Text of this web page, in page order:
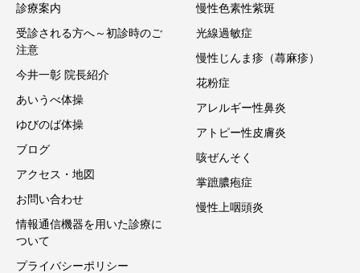
診療案内
受診される方へ～初診時のご
注意
今井一彰 院長紹介
あいうべ体操
ゆびのば体操
ブログ
アクセス・地図
お問い合わせ
情報通信機器を用いた診療に
ついて
プライバシーポリシー
慢性色素性紫斑
光線過敏症
慢性じんま疹（蕁麻疹）
花粉症
アレルギー性鼻炎
アトピー性皮膚炎
咳ぜんそく
掌蹠膿疱症
慢性上咽頭炎